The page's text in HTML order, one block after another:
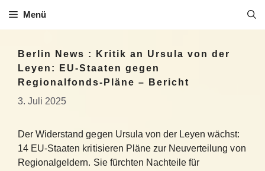
Inhalt
Menü
Berlin News : Kritik an Ursula von der
Leyen: EU-Staaten gegen
Regionalfonds-Pläne – Bericht
3. Juli 2025
Der Widerstand gegen Ursula von der Leyen wächst:
14 EU-Staaten kritisieren Pläne zur Neuverteilung von
Regionalgeldern. Sie fürchten Nachteile für